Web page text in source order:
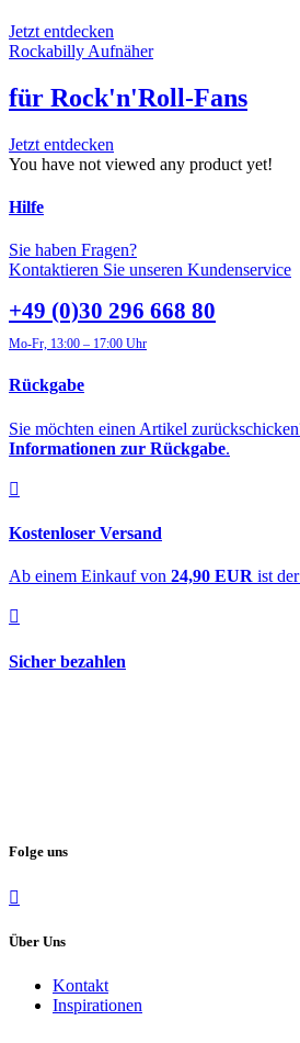
Jetzt entdecken
Rockabilly Aufnäher
für Rock'n'Roll-Fans
Jetzt entdecken
You have not viewed any product yet!
Hilfe
Sie haben Fragen?
Kontaktieren Sie unseren Kundenservice
+49 (0)30 296 668 80
Mo-Fr, 13:00 – 17:00 Uhr
Rückgabe
Sie möchten einen Artikel
Informationen zur Rückgabe.
Kostenloser Versand
Ab einem Einkauf von 24,90 EUR ist der
Sicher bezahlen
Folge uns
Über Uns
Kontakt
Inspirationen